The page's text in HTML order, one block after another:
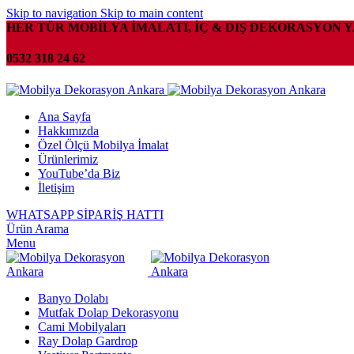
Skip to navigation Skip to main content
HER TÜR MOBİLYA İMALATI, İÇ & DIŞ DEKORASYON
0532 318 24 62
Ana Sayfa
Hakkımızda
Özel Ölçü Mobilya İmalat
Ürünlerimiz
YouTube’da Biz
İletişim
WHATSAPP SİPARİŞ HATTI
Ürün Arama
Menu
Banyo Dolabı
Mutfak Dolap Dekorasyonu
Cami Mobilyaları
Ray Dolap Gardrop